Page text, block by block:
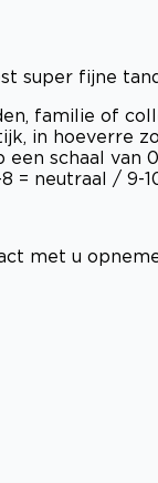
super fijne
familie of
in hoeverre
een schaal van
= neutraal / 9-
met u